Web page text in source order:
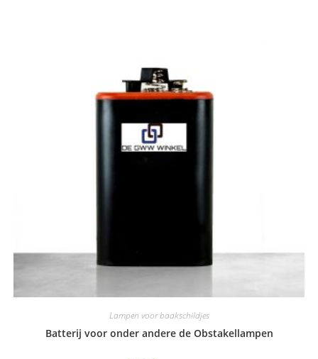
Lampen voor baakschildjes
Batterij voor onder andere de Obstakellampen